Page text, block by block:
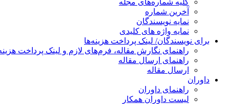
کلیه شماره‌های مجله
آخرین شماره
نمایه نویسندگان
نمایه واژه های کلیدی
برای نویسندگان/ لینک پرداخت هزینه‌ها
راهنمای نگارش مقاله، فرم‌های لازم و لینک پرداخت
راهنمای ارسال مقاله
ارسال مقاله
داوران
راهنمای داوران
لیست داوران همکار